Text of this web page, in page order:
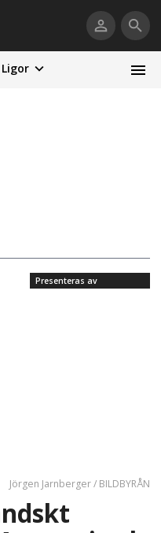
Ligor
Presenteras av
Jörgen Jarnberger / BILDBYRÅN